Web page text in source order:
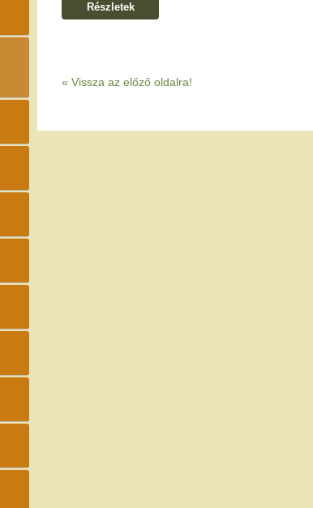
Részletek
« Vissza az előző oldalra!